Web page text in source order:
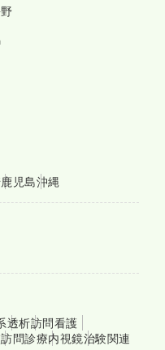
鹿児島沖縄
透析訪問看護
訪問診療内視鏡治験関連